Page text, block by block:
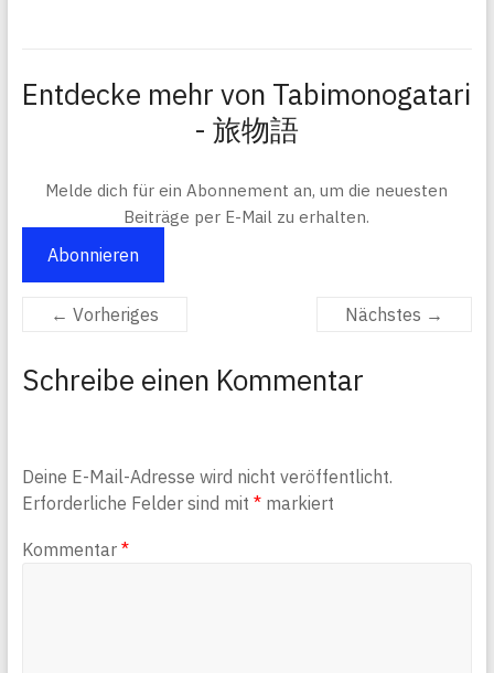
Entdecke mehr von Tabimonogatari
- 旅物語
Melde dich für ein Abonnement an, um die neuesten
Beiträge per E-Mail zu erhalten.
Abonnieren
← Vorheriges Nächstes →
Schreibe einen Kommentar
Deine E-Mail-Adresse wird nicht veröffentlicht.
Erforderliche Felder sind mit *markiert
Kommentar *